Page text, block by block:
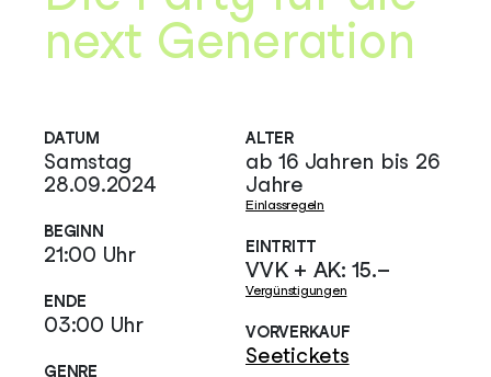
next Generation
DATUM
Samstag
28.09.2024
BEGINN
21:00 Uhr
ENDE
03:00 Uhr
GENRE
ALTER
ab 16 Jahren bis 26
Jahre
Einlassregeln
EINTRITT
VVK + AK: 15.–
Vergünstigungen
VORVERKAUF
Seetickets